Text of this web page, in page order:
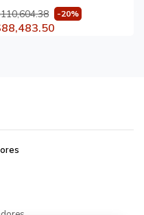
-20%